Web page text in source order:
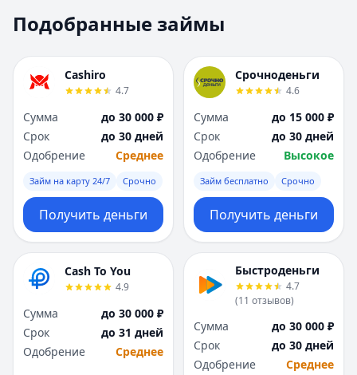
Набережные Челны
Нижний Новгород
Новокузнецк
Новосибирск
Омск
П
Пермь
Р
Ростов-на-Дону
Рязань
С
Самара
Санкт-Петербург
Саратов
Набережные
Нижний Новгород
Новокузнецк
Новосибирск
Омск
П
Пермь
Р
Ростов-на-Дону
Рязань
С
Самара
Санкт-Петербург
Саратов
Подобранные займы
Cashiro
4.7
Сумма
до 30 000 ₽
Срок
до 30 дней
Одобрение
Среднее
Займ на карту 24/7 Срочно
Получить деньги
Срочноденьги
4.6
Сумма
до 15 000 ₽
Срок
до 30 дней
Одобрение
Высокое
Займ бесплатно Срочно
Получить деньги
Cash To You
4.9
Сумма
до 30 000 ₽
Срок
до 31 дней
Одобрение
Среднее
Быстроденьги
4.7
(11 отзывов)
Сумма
до 30 000 ₽
Срок
до 30 дней
Одобрение
Среднее